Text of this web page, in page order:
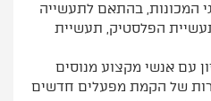
המכונות, בהתאם לתעשייה
הפלסטיק, תעשיית
עם אנשי מקצוע מנוסים
של הקמת מפעלים חדשים